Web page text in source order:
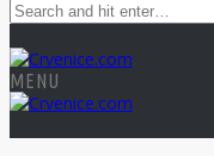
MENU